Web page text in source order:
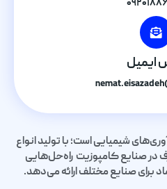
ایمیل
شیمیایی است؛ با تولید انواع
صنایع کامپوزیت راه‌حل‌هایی
برای صنایع مختلف ارائه می‌دهد.